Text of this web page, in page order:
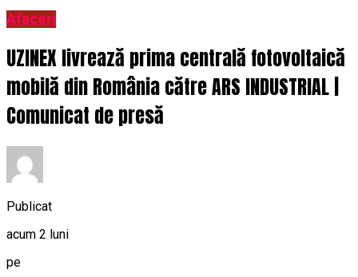
Afaceri
UZINEX livrează prima centrală fotovoltaică
mobilă din România către ARS INDUSTRIAL |
Comunicat de presă
Publicat
acum 2 luni
pe